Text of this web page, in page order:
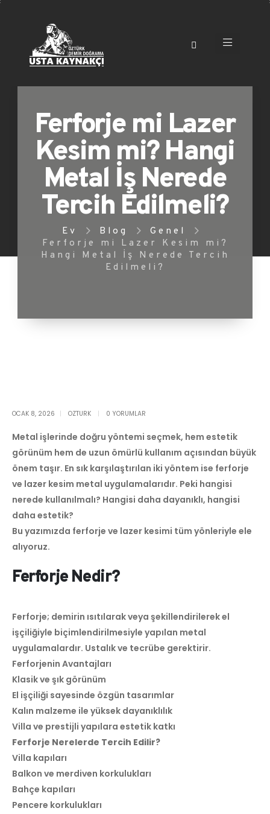
Ferforje mi Lazer
Kesim mi? Hangi
Metal İş Nerede
Tercih Edilmeli?
Ev Blog
Genel
Ferforje mi Lazer Kesim mi?
Hangi Metal İş Nerede Tercih
Edilmeli?
OCAK 8, 2026 OZTURK 0 YORUMLAR
Metal işlerinde doğru yöntemi seçmek, hem estetik
görünüm hem de uzun ömürlü kullanım açısından büyük
önem taşır. En sık karşılaştırılan iki yöntem ise ferforje
ve lazer kesim metal uygulamalarıdır. Peki hangisi
nerede kullanılmalı? Hangisi daha dayanıklı, hangisi
daha estetik?
Bu yazımızda ferforje ve lazer kesimi tüm yönleriyle ele
alıyoruz.
Ferforje Nedir?
Ferforje; demirin ısıtılarak veya şekillendirilerek el
işçiliğiyle biçimlendirilmesiyle yapılan metal
uygulamalardır. Ustalık ve tecrübe gerektirir.
Ferforjenin Avantajları
Klasik ve şık görünüm
El işçiliği sayesinde özgün tasarımlar
Kalın malzeme ile yüksek dayanıklılık
Villa ve prestijli yapılara estetik katkı
Ferforje Nerelerde Tercih Edilir?
Villa kapıları
Balkon ve merdiven korkulukları
Bahçe kapıları
Pencere korkulukları